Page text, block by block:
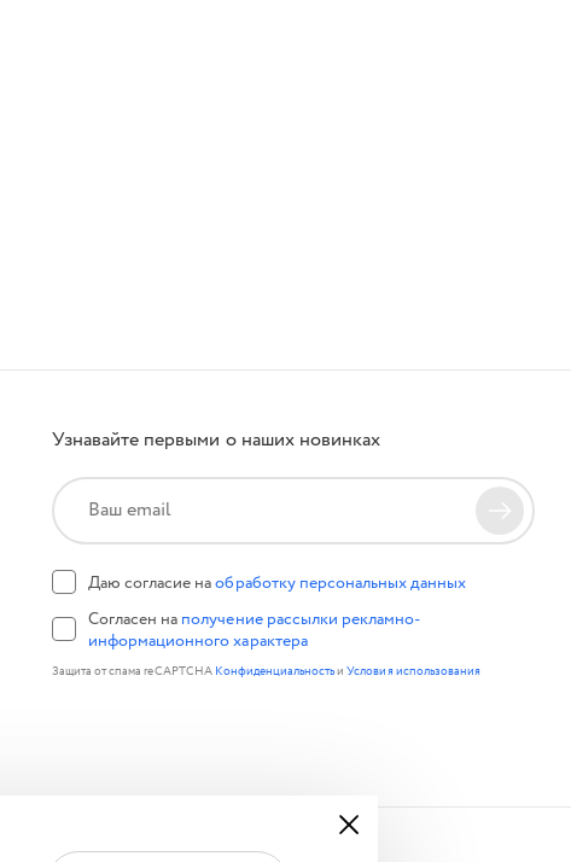
Узнавайте первыми о наших новинках
Даю согласие наобработку персональных данных
Согласен на получение рассылки рекламно-
информационного характера
Защита от спама reCAPTCHA КонфиденциальностьиУсловия использования